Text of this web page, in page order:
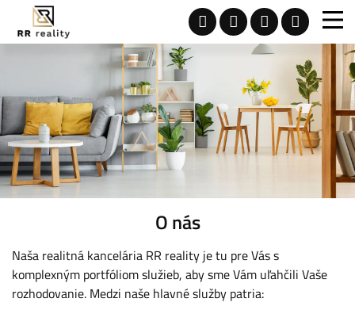
O nás
Naša realitná kancelária RR reality je tu pre Vás s
komplexným portfóliom služieb, aby sme Vám uľahčili Vaše
rozhodovanie. Medzi naše hlavné služby patria: